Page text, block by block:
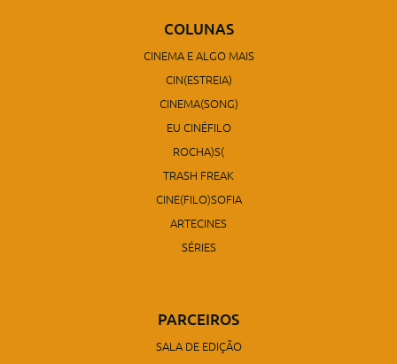
COLUNAS
CINEMA E ALGO MAIS
CIN(ESTREIA)
CINEMA(SONG)
EU CINÉFILO
ROCHA)S(
TRASH FREAK
CINE(FILO)SOFIA
ARTECINES
SÉRIES
PARCEIROS
SALA DE EDIÇÃO